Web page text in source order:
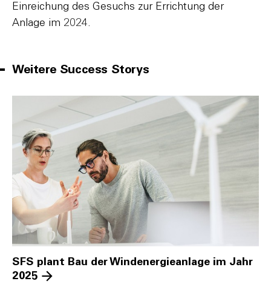
Einreichung des Gesuchs zur Errichtung der
Anlage im 2024.
Weitere Success Storys
SFS plant Bau der Windenergieanlage im Jahr
2025